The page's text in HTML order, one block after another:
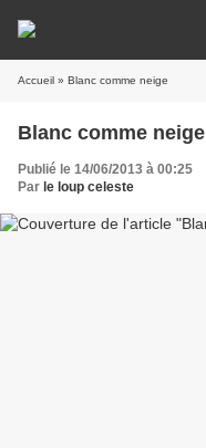
Accueil » Blanc comme neige
Blanc comme neige
Publié le 14/06/2013 à 00:25
Par le loup celeste